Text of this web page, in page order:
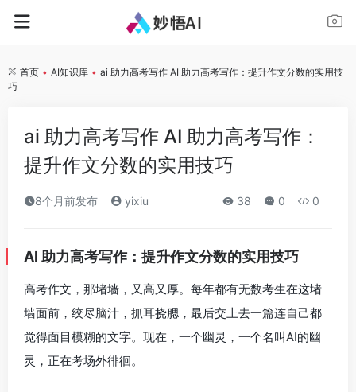
首页 • AI知识库 • ai 助力高考写作 AI 助力高考写作：提升作文分数的实用技
巧
ai 助力高考写作 AI 助力高考写作：
提升作文分数的实用技巧
8个月前发布 yixiu 38 0 0
AI 助力高考写作：提升作文分数的实用技巧
高考作文，那堵墙，又高又厚。每年都有无数考生在这堵
墙面前，绞尽脑汁，抓耳挠腮，最后交上去一篇连自己都
觉得面目模糊的文字。现在，一个幽灵，一个名叫AI的幽
灵，正在考场外徘徊。